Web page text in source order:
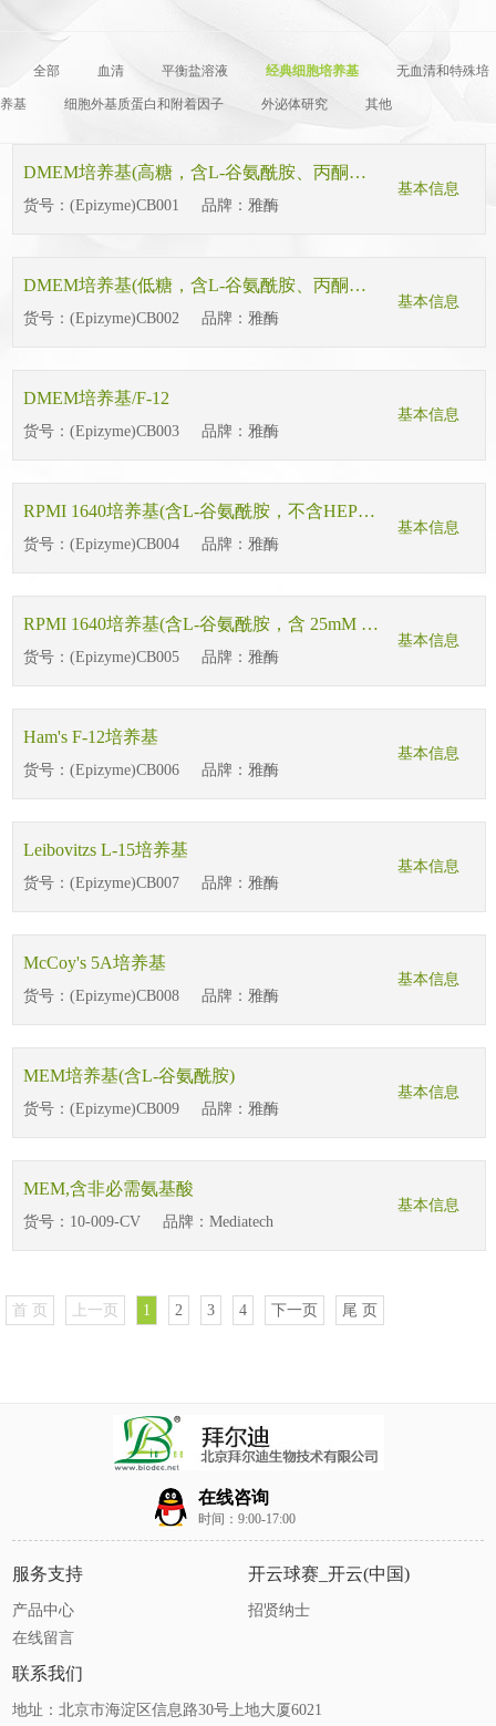
全部 血清 平衡盐溶液 经典细胞培养基 无血清和特殊培
养基 细胞外基质蛋白和附着因子 外泌体研究 其他
DMEM培养基(高糖，含L-谷氨酰胺、丙酮酸钠)
基本信息
货号： (Epizyme)CB001 品牌： 雅酶
DMEM培养基(低糖，含L-谷氨酰胺、丙酮酸钠)
基本信息
货号： (Epizyme)CB002 品牌： 雅酶
DMEM培养基/F-12
基本信息
货号： (Epizyme)CB003 品牌： 雅酶
RPMI 1640培养基(含L-谷氨酰胺，不含HEPES)
基本信息
货号： (Epizyme)CB004 品牌： 雅酶
RPMI 1640培养基(含L-谷氨酰胺，含 25mM HEPES)
基本信息
货号： (Epizyme)CB005 品牌： 雅酶
Ham's F-12培养基
基本信息
货号： (Epizyme)CB006 品牌： 雅酶
Leibovitzs L-15培养基
基本信息
货号： (Epizyme)CB007 品牌： 雅酶
McCoy's 5A培养基
基本信息
货号： (Epizyme)CB008 品牌： 雅酶
MEM培养基(含L-谷氨酰胺)
基本信息
货号： (Epizyme)CB009 品牌： 雅酶
MEM,含非必需氨基酸
基本信息
货号： 10-009-CV 品牌： Mediatech
首 页 上一页 1 2 3 4 下一页 尾 页
在线咨询
时间：9:00-17:00
服务支持
产品中心
在线留言
开云球赛_开云(中国)
招贤纳士
联系我们
地址：北京市海淀区信息路30号上地大厦6021